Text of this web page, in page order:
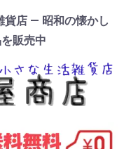
貨店 — 昭和の懐かし
販売中